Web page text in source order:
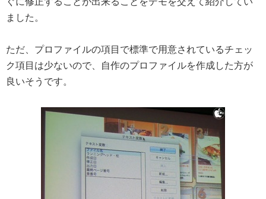
ました。
ただ、プロファイルの項目で標準で用意されているチェッ
ク項目は少ないので、自作のプロファイルを作成した方が
良いそうです。